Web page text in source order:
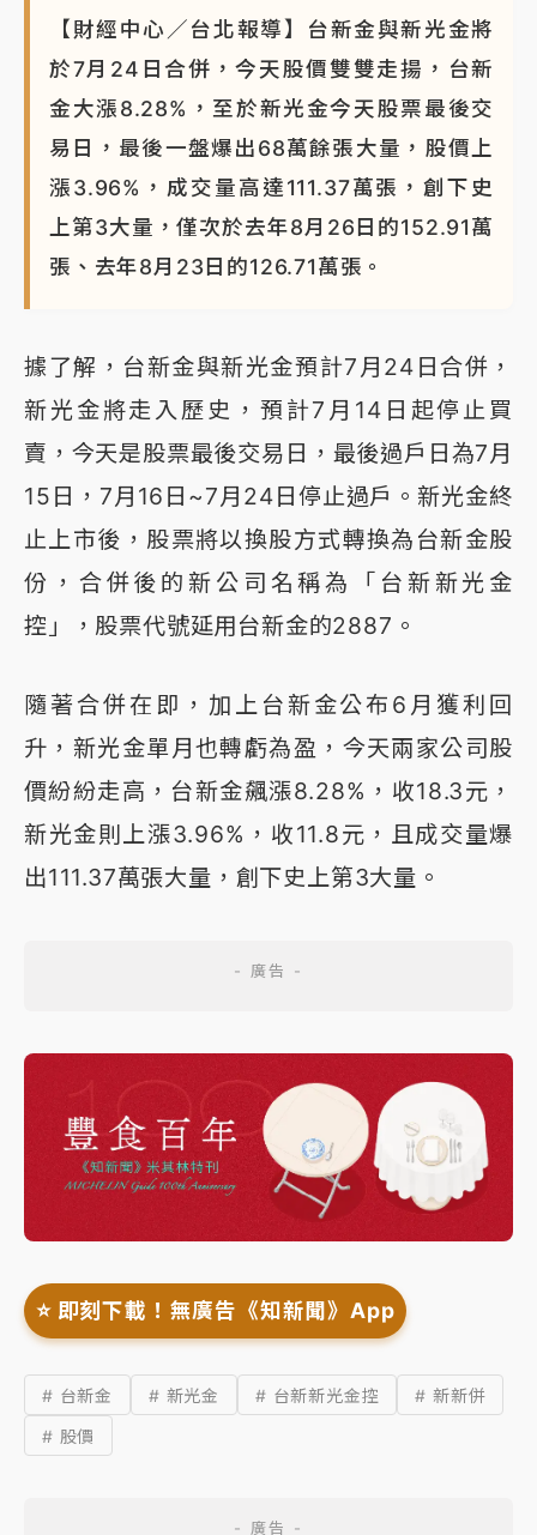
【財經中心／台北報導】台新金與新光金將
於7月24日合併，今天股價雙雙走揚，台新
金大漲8.28%，至於新光金今天股票最後交
易日，最後一盤爆出68萬餘張大量，股價上
漲3.96%，成交量高達111.37萬張，創下史
上第3大量，僅次於去年8月26日的152.91萬
張、去年8月23日的126.71萬張。
據了解，台新金與新光金預計7月24日合併，
新光金將走入歷史，預計7月14日起停止買
賣，今天是股票最後交易日，最後過戶日為7月
15日，7月16日~7月24日停止過戶。新光金終
止上市後，股票將以換股方式轉換為台新金股
份，合併後的新公司名稱為「台新新光金
控」，股票代號延用台新金的2887。
隨著合併在即，加上台新金公布6月獲利回
升，新光金單月也轉虧為盈，今天兩家公司股
價紛紛走高，台新金飆漲8.28%，收18.3元，
新光金則上漲3.96%，收11.8元，且成交量爆
出111.37萬張大量，創下史上第3大量。
⭐️ 即刻下載！無廣告《知新聞》App
# 台新金 # 新光金 # 台新新光金控
# 新新併
# 股價